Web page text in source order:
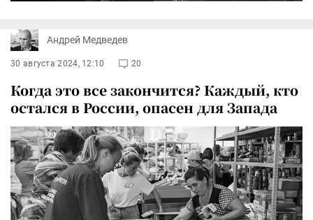
Андрей Медведев
30 августа 2024, 12:10 20
Когда это все закончится? Каждый, кто
остался в России, опасен для Запада